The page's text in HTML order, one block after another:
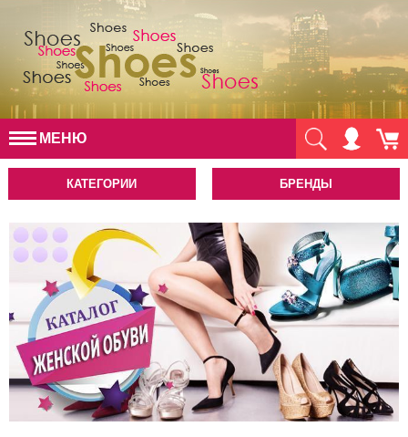
МЕНЮ
КАТЕГОРИИ БРЕНДЫ